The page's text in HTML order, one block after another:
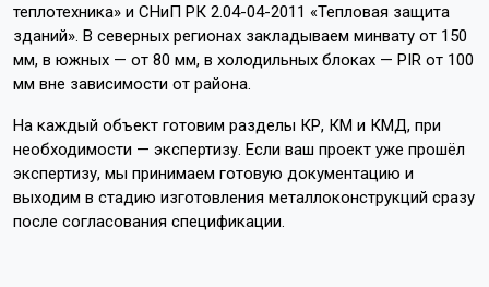
теплотехника» и СНиП РК 2.04-04-2011 «Тепловая защита
зданий». В северных регионах закладываем минвату от 150
мм, в южных — от 80 мм, в холодильных блоках — PIR от 100
мм вне зависимости от района.
На каждый объект готовим разделы КР, КМ и КМД, при
необходимости — экспертизу. Если ваш проект уже прошёл
экспертизу, мы принимаем готовую документацию и
выходим в стадию изготовления металлоконструкций сразу
после согласования спецификации.